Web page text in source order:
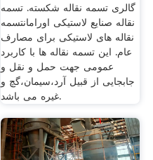
گالری تسمه نقاله شکسته. تسمه
نقاله صنایع لاستیکی اورامانتسمه
نقاله های لاستیکی برای مصارف
عام. این تسمه نقاله ها با کاربرد
عمومی جهت حمل و نقل و
جابجایی از قبیل آرد،سیمان،گچ و
غیره می باشد.